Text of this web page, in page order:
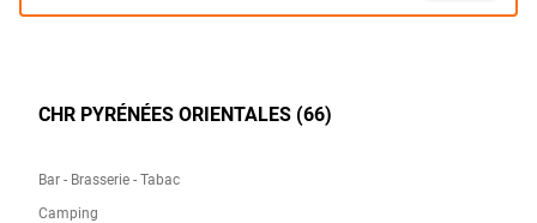
CHR PYRÉNÉES ORIENTALES (66)
Bar - Brasserie - Tabac
Camping